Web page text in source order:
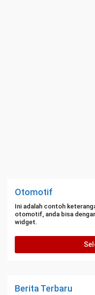
Otomotif
Ini adalah contoh
otomotif, anda bisa
widget.
Berita Terbaru